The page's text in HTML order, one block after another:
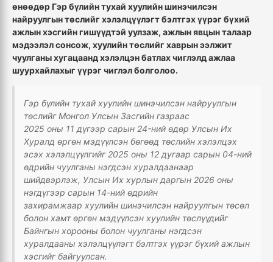
өнөөдөрГэр бүлийн тухай хуулийн шинэчилсэн
найруулгын төслийг хэлэлцүүлэгт бэлтгэх үүрэг бүхий
ажлын хэсгийн гишүүдтэй уулзаж, ажлын явцын талаар
мэдээлэл сонсож, хуулийн төслийг хаврын ээлжит
чуулганы хугацаанд хэлэлцэн батлах чиглэлд ажлаа
шуурхайлахыг үүрэг чиглэл болголоо.
Гэр бүлийн тухай хуулийн шинэчилсэн найруулгын
төслийг Монгол Улсын Засгийн газраас
2025 оны 11 дүгээр сарын 24-ний өдөр Улсын Их
Хуралд өргөн мэдүүлсэн бөгөөд төслийн хэлэлцэх
эсэх хэлэлцүүлгийг 2025 оны 12 дугаар сарын 04-ний
өдрийн чуулганы нэгдсэн хуралдаанаар
шийдвэрлэж, Улсын Их хурлын даргын 2026 оны
нэгдүгээр сарын 14-ний өдрийн
захирамжаар хуулийн шинэчилсэн найруулгын төсөл
болон хамт өргөн мэдүүлсэн хуулийн төслүүдийг
Байнгын хорооны болон чуулганы нэгдсэн
хуралдааны хэлэлцүүлэгт бэлтгэх үүрэг бүхий ажлын
хэсгийгбайгуулсан.